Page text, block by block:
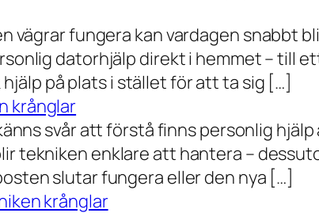
vägrar fungera kan vardagen snabbt
datorhjälp direkt i hemmet – till
på plats i stället för att ta sig […]
krånglar
svår att förstå finns personlig hjälp
tekniken enklare att hantera –
slutar fungera eller den nya […]
krånglar